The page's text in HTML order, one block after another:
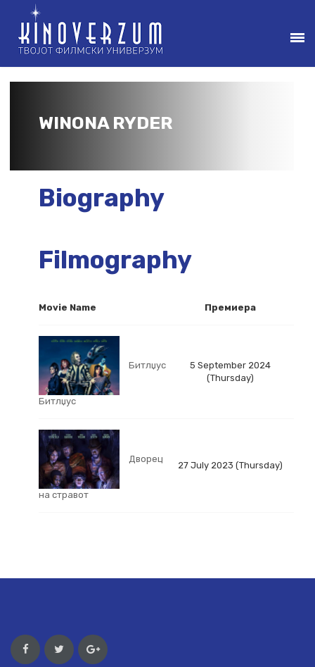
WINONA RYDER
Biography
Filmography
Movie Name Премиера
Битлџус
Битлџус
5 September 2024
(Thursday)
Дворец
на стравот
27 July 2023 (Thursday)